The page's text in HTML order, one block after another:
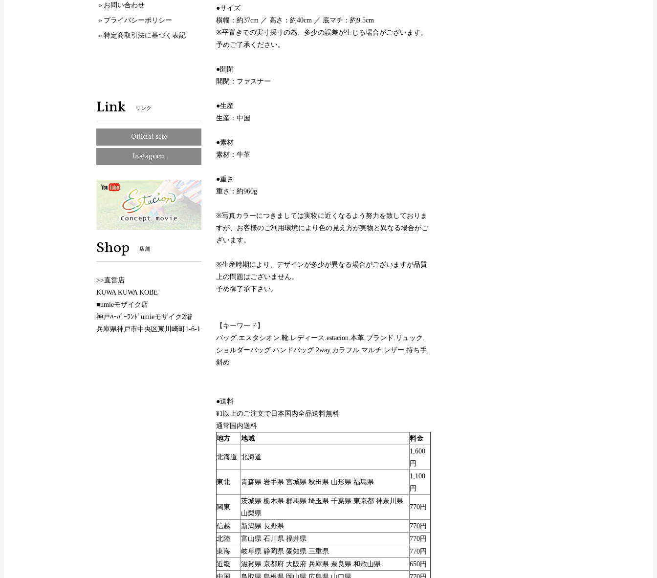
●サイズ
横幅：約37cm ／ 高さ：約40cm ／ 底マチ：約9.5cm
※平置きでの実寸採寸の為、多少の誤差が生じる場合がございます。
予めご了承ください。
●開閉
開閉：ファスナー
●生産
生産：中国
●素材
素材：牛革
●重さ
重さ：約960g
※写真カラーにつきましては実物に近くなるよう努力を致しておりま
すが、お客様のご利用環境により色の見え方が実物と異なる場合がご
ざいます。
※生産時期により、デザインが多少が異なる場合がございますが品質
上の問題はございません。
予め御了承下さい。
【キーワード】
バッグ.エスタシオン.靴.レディース.estacion.本革.ブランド.リュック.
ショルダーバッグ.ハンドバッグ.2way.カラフル.マルチ.レザー.持ち手.
斜め
●送料
¥1以上のご注文で日本国内全品送料無料
通常国内送料
地方
地域 料金
北海道 北海道
1,600
円
東北 青森県 岩手県 宮城県 秋田県 山形県 福島県
1,100
円
関東
茨城県 栃木県 群馬県 埼玉県 千葉県 東京都 神奈川県
山梨県
770円
信越 新潟県 長野県
770円
北陸
富山県 石川県 福井県
770円
東海
岐阜県 静岡県 愛知県 三重県
770円
近畿
滋賀県 京都府 大阪府 兵庫県 奈良県 和歌山県
650円
お問い合わせ
プライバシーポリシー
特定商取引法に基づく表記
Link リンク
Official site
Instagram
Shop 店舗
>>直営店
KUWA KUWA KOBE
■umieモザイク店
神戸ﾊｰﾊﾞｰﾗﾝﾄﾞumieモザイク2階
兵庫県神戸市中央区東川崎町1-6-1